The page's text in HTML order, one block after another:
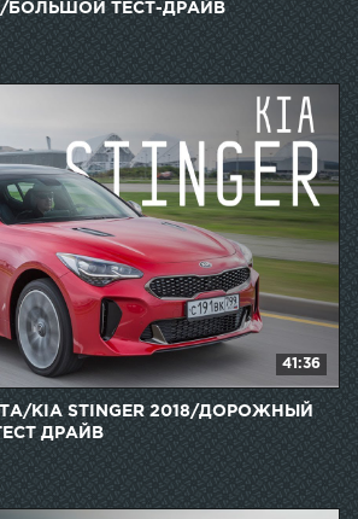
ТЕСТ-ДРАЙВ
41:36
KIA STINGER 2018/ДОРОЖНЫЙ
ДРАЙВ